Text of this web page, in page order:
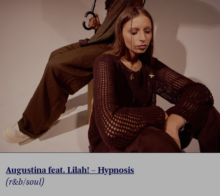
Augustina feat. Lilah! – Hypnosis
(r&b/soul)